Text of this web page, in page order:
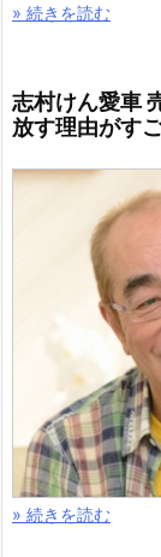
» 続きを読む
志村けん愛車
放す理由がす
» 続きを読む